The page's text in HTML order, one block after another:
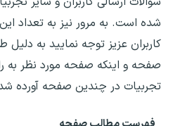
شده است. به مرور نیز به تعداد
کاربران عزیز توجه نمایید به
صفحه و اینکه صفحه مورد نظر به
تجربیات در چندین صفحه آورده